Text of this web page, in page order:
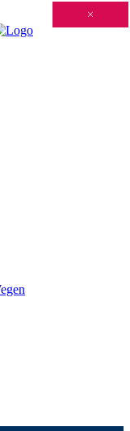
Schließen
×
×
×
×
×
×
×
×
×
×
×
×
×
×
×
×
×
×
×
×
×
×
×
×
×
×
×
×
×
×
×
×
×
×
×
×
×
×
×
×
×
×
×
×
×
×
×
×
×
×
×
×
×
×
×
×
×
×
×
×
×
×
×
×
×
×
×
×
×
×
×
×
×
×
×
×